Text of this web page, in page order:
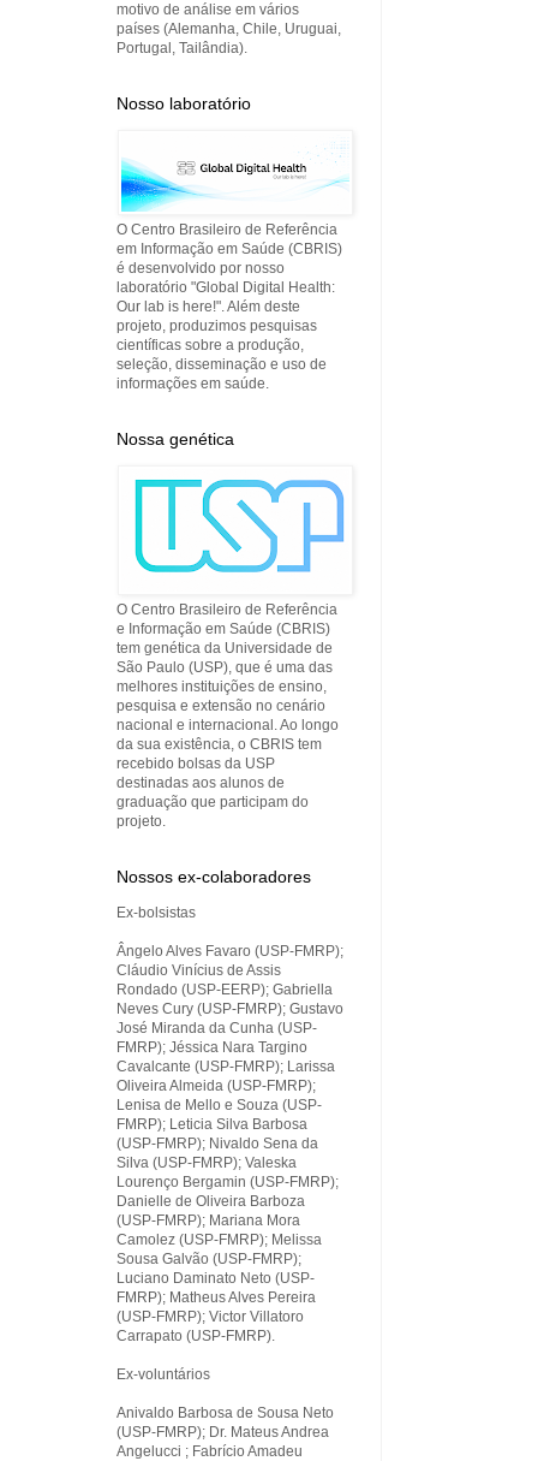
motivo de análise em vários
países (Alemanha, Chile, Uruguai,
Portugal, Tailândia).
Nosso laboratório
O Centro Brasileiro de Referência
em Informação em Saúde (CBRIS)
é desenvolvido por nosso
laboratório "Global Digital Health:
Our lab is here!". Além deste
projeto, produzimos pesquisas
científicas sobre a produção,
seleção, disseminação e uso de
informações em saúde.
Nossa genética
O Centro Brasileiro de Referência
e Informação em Saúde (CBRIS)
tem genética da Universidade de
São Paulo (USP), que é uma das
melhores instituições de ensino,
pesquisa e extensão no cenário
nacional e internacional. Ao longo
da sua existência, o CBRIS tem
recebido bolsas da USP
destinadas aos alunos de
graduação que participam do
projeto.
Nossos ex-colaboradores
Ex-bolsistas
Ângelo Alves Favaro (USP-FMRP);
Cláudio Vinícius de Assis
Rondado (USP-EERP); Gabriella
Neves Cury (USP-FMRP); Gustavo
José Miranda da Cunha (USP-
FMRP); Jéssica Nara Targino
Cavalcante (USP-FMRP); Larissa
Oliveira Almeida (USP-FMRP);
Lenisa de Mello e Souza (USP-
FMRP); Leticia Silva Barbosa
(USP-FMRP); Nivaldo Sena da
Silva (USP-FMRP); Valeska
Lourenço Bergamin (USP-FMRP);
Danielle de Oliveira Barboza
(USP-FMRP); Mariana Mora
Camolez (USP-FMRP); Melissa
Sousa Galvão (USP-FMRP);
Luciano Daminato Neto (USP-
FMRP); Matheus Alves Pereira
(USP-FMRP); Victor Villatoro
Carrapato (USP-FMRP).
Ex-voluntários
Anivaldo Barbosa de Sousa Neto
(USP-FMRP); Dr. Mateus Andrea
Angelucci ; Fabrício Amadeu